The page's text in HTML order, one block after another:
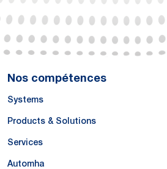
Nos compétences
Systems
Products & Solutions
Services
Automha